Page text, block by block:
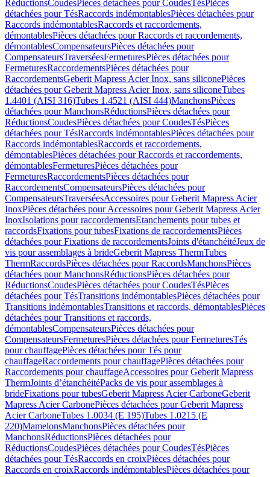
RéductionsCoudesPièces détachées pour CoudesTésPièces
détachées pour TésRaccords indémontablesPièces détachées pour
Raccords indémontablesRaccords et raccordements,
démontablesPièces détachées pour Raccords et raccordements,
démontablesCompensateursPièces détachées pour
CompensateursTraverséesFermeturesPièces détachées pour
FermeturesRaccordementsPièces détachées pour
RaccordementsGeberit Mapress Acier Inox, sans siliconePièces
détachées pour Geberit Mapress Acier Inox, sans siliconeTubes
1.4401 (AISI 316)Tubes 1.4521 (AISI 444)ManchonsPièces
détachées pour ManchonsRéductionsPièces détachées pour
RéductionsCoudesPièces détachées pour CoudesTésPièces
détachées pour TésRaccords indémontablesPièces détachées pour
Raccords indémontablesRaccords et raccordements,
démontablesPièces détachées pour Raccords et raccordements,
démontablesFermeturesPièces détachées pour
FermeturesRaccordementsPièces détachées pour
RaccordementsCompensateursPièces détachées pour
CompensateursTraverséesAccessoires pour Geberit Mapress Acier
InoxPièces détachées pour Accessoires pour Geberit Mapress Acier
InoxIsolations pour raccordementsEtanchements pour tubes et
raccordsFixations pour tubesFixations de raccordementsPièces
détachées pour Fixations de raccordementsJoints d'étanchéitéJeux de
vis pour assemblages à brideGeberit Mapress ThermTubes
ThermRaccordsPièces détachées pour RaccordsManchonsPièces
détachées pour ManchonsRéductionsPièces détachées pour
RéductionsCoudesPièces détachées pour CoudesTésPièces
détachées pour TésTransitions indémontablesPièces détachées pour
Transitions indémontablesTransitions et raccords, démontablesPièces
détachées pour Transitions et raccords,
démontablesCompensateursPièces détachées pour
CompensateursFermeturesPièces détachées pour FermeturesTés
pour chauffagePièces détachées pour Tés pour
chauffageRaccordements pour chauffagePièces détachées pour
Raccordements pour chauffageAccessoires pour Geberit Mapress
ThermJoints d’étanchéitéPacks de vis pour assemblages à
brideFixations pour tubesGeberit Mapress Acier CarboneGeberit
Mapress Acier CarbonePièces détachées pour Geberit Mapress
Acier CarboneTubes 1.0034 (E 195)Tubes 1.0215 (E
220)MamelonsManchonsPièces détachées pour
ManchonsRéductionsPièces détachées pour
RéductionsCoudesPièces détachées pour CoudesTésPièces
détachées pour TésRaccords en croixPièces détachées pour
Raccords en croixRaccords indémontablesPièces détachées pour